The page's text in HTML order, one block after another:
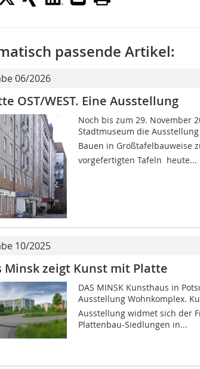
passende Artikel:
06/2026
OST/WEST. Eine Ausstellung
Noch bis zum 29. November
Stadtmuseum die Ausstellung
Bauen in Großtafelbauweise
vorgefertigten Tafeln  heute...
10/2025
Minsk zeigt Kunst mit Platte
DAS MINSK Kunsthaus in
Ausstellung Wohnkomplex.
Ausstellung widmet sich der
Plattenbau-Siedlungen in...